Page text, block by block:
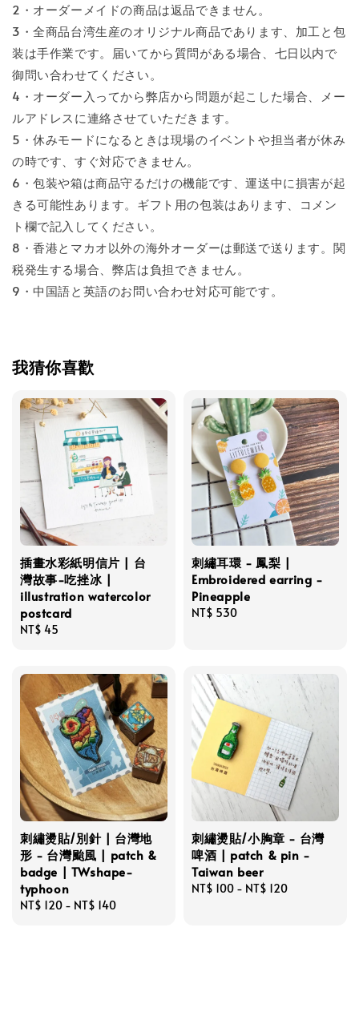
2・オーダーメイドの商品は返品できません。
3・全商品台湾生産のオリジナル商品であります、加工と包
装は手作業です。届いてから質問がある場合、七日以内で
御問い合わせてください。
4・オーダー入ってから弊店から問題が起こした場合、メー
ルアドレスに連絡させていただきます。
5・休みモードになるときは現場のイベントや担当者が休み
の時です、すぐ対応できません。
6・包装や箱は商品守るだけの機能です、運送中に損害が起
きる可能性あります。ギフト用の包装はあります、コメン
ト欄で記入してください。
8・香港とマカオ以外の海外オーダーは郵送で送ります。関
税発生する場合、弊店は負担できません。
9・中国語と英語のお問い合わせ対応可能です。
我猜你喜歡
插畫水彩紙明信片 | 台
灣故事-吃挫冰 |
illustration watercolor
postcard
Regular
NT$ 45
刺繡耳環 - 鳳梨 |
Embroidered earring -
Pineapple
Regular
NT$ 530
刺繡燙貼/別針 | 台灣地
形 - 台灣颱風 | patch &
badge | TWshape-
typhoon
Regular
NT$ 120 - NT$ 140
刺繡燙貼/小胸章 - 台灣
啤酒 | patch & pin -
Taiwan beer
Regular
NT$ 100 - NT$ 120